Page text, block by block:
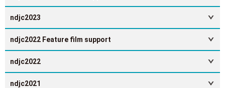
ndjc2023
ndjc2022 Feature film support
ndjc2022
ndjc2021